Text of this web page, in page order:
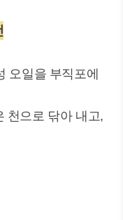
오일을 부직포에
으로 닦아 내고,